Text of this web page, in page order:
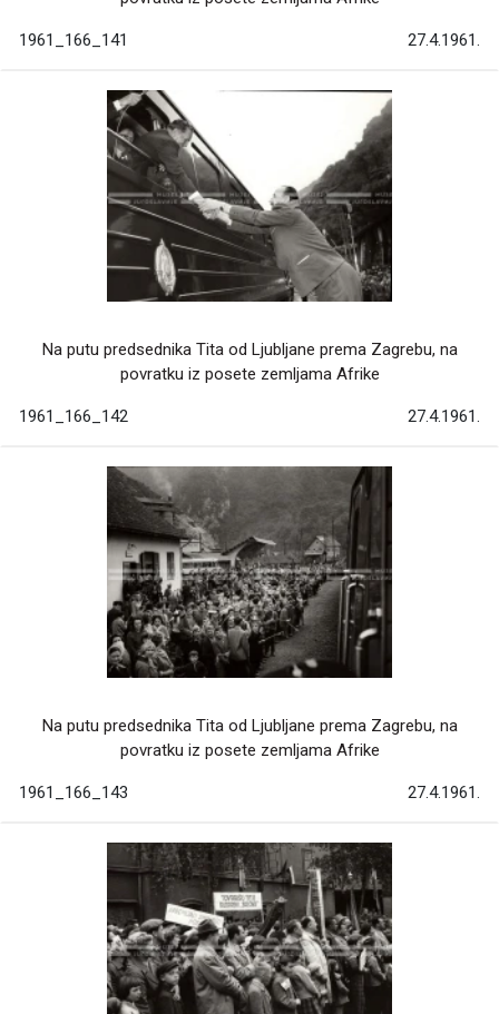
1961_166_141 27.4.1961.
Na putu predsednika Tita od Ljubljane prema Zagrebu, na
povratku iz posete zemljama Afrike
1961_166_142 27.4.1961.
Na putu predsednika Tita od Ljubljane prema Zagrebu, na
povratku iz posete zemljama Afrike
1961_166_143 27.4.1961.